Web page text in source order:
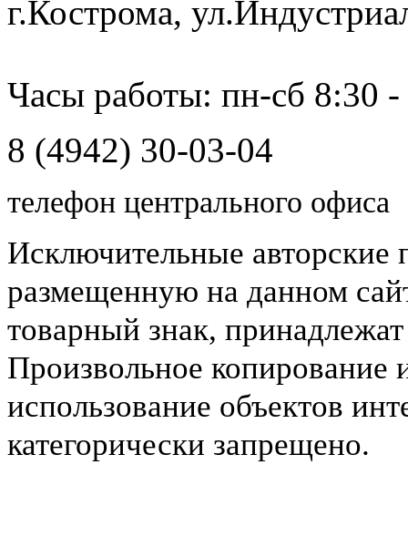
г.Кострома,
Часы работы: пн-сб 8:30
8 (4942) 30-03-04
телефон центрального офиса
Исключительные
размещенную на данном
товарный знак,
Произвольное копирование
использование объектов
категорически запрещено.